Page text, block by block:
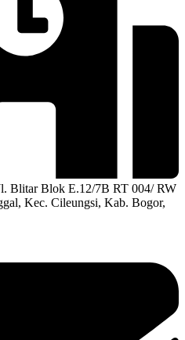
Blitar Blok E.12/7B RT 004/ RW
Kec. Cileungsi, Kab. Bogor,